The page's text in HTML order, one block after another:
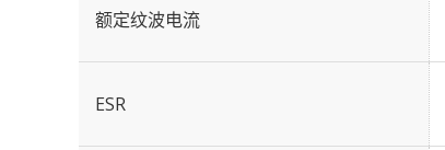
额定纹波电流
ESR